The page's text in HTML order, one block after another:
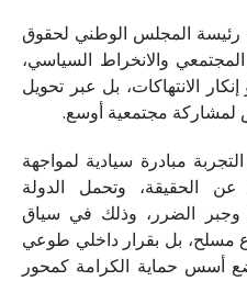
رئيسة المجلس الوطني لحقوق
والانخراط السياسي،
الانتهاكات، بل عبر تحويل
مجتمعية أوسع.
مبادرة سيادية لمواجهة
الحقيقة، وتحمل الدولة
وجبر الضرر، وذلك في سياق
بل بقرار داخلي طوعي
أسس حماية الكرامة كمحور